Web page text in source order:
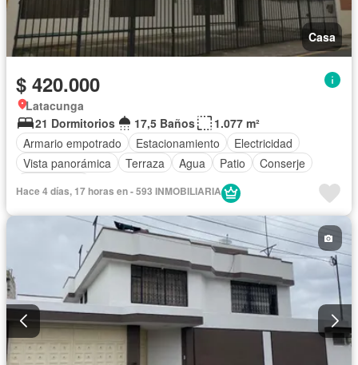
Casa
$ 420.000
Latacunga
21 Dormitorios
17,5 Baños
1.077 m²
Armario empotrado
Estacionamiento
Electricidad
Vista panorámica
Terraza Agua Patio
Conserje
Hace 4 días, 17 horas en - 593 INMOBILIARIA